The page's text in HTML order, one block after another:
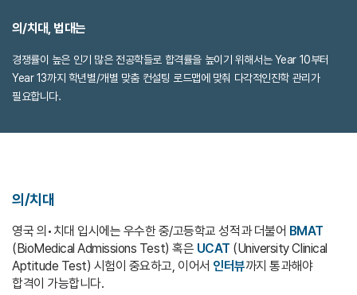
의/치대, 법대는
경쟁률이 높은 인기 많은 전공학들로 합격률을 높이기 위해서는Year 10부터
Year 13까지 학년별/개별 맞춤 컨설팅 로드맵에 맞춰 다각적인진학 관리가
필요합니다.
의/치대
영국 의•치대 입시에는 우수한 중/고등학교 성적과 더불어 BMAT
(BioMedical Admissions Test) 혹은 UCAT (University Clinical
Aptitude Test) 시험이 중요하고, 이어서 인터뷰까지 통과해야
합격이 가능합니다.